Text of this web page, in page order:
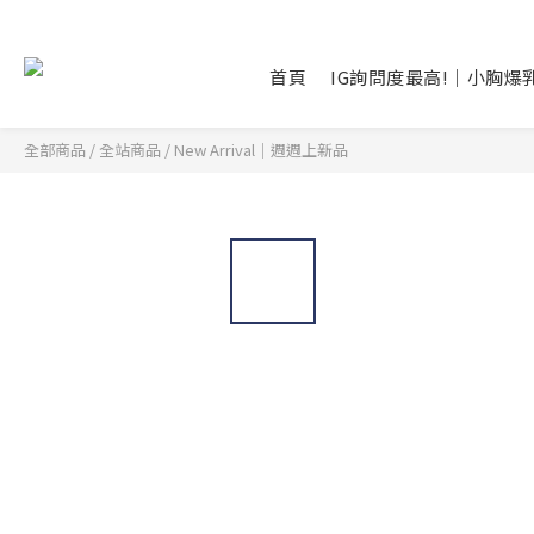
首頁 IG詢問度最高!｜小胸爆
全部商品 / 全站商品 / New Arrival｜週週上新品